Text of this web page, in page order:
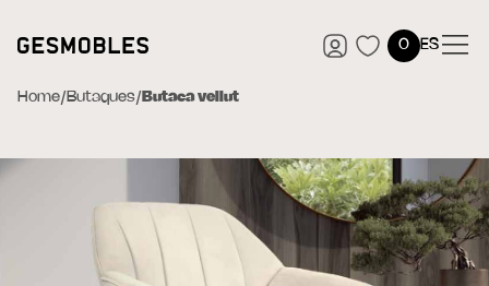
0 ES
Home/ Butaques/ Butaca vellut